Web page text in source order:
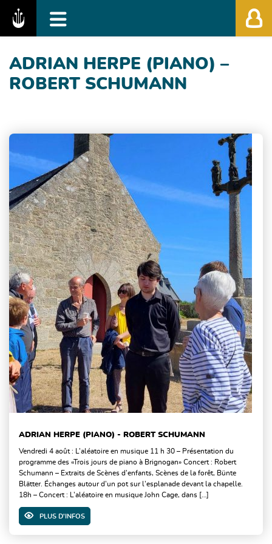
Fédération des Festivals de Musique
ADRIAN HERPE (PIANO) –
ROBERT SCHUMANN
ADRIAN HERPE (PIANO) - ROBERT SCHUMANN
Vendredi 4 août : L’aléatoire en musique 11 h 30 – Présentation du
programme des «Trois jours de piano à Brignogan» Concert : Robert
Schumann – Extraits de Scènes d’enfants, Scènes de la forêt, Bünte
Blätter. Échanges autour d’un pot sur l’esplanade devant la chapelle.
18h – Concert : L’aléatoire en musique John Cage, dans […]
PLUS D'INFOS